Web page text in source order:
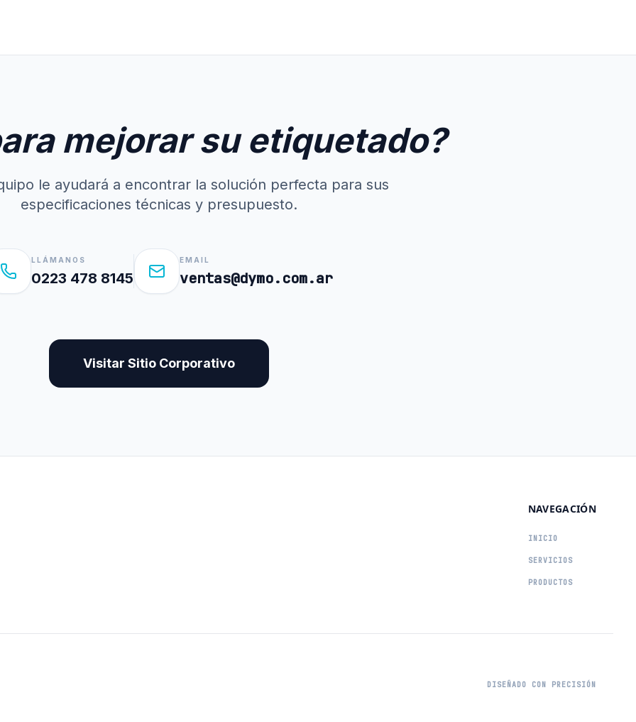
mejorar su etiquetado?
le ayudará a encontrar la solución perfecta para sus
especificaciones técnicas y presupuesto.
LLÁMANOS
0223 478 8145
EMAIL
ventas@dymo.com.ar
Visitar Sitio Corporativo
NAVEGACIÓN
INICIO
SERVICIOS
PRODUCTOS
DISEÑADO CON PRECISIÓN